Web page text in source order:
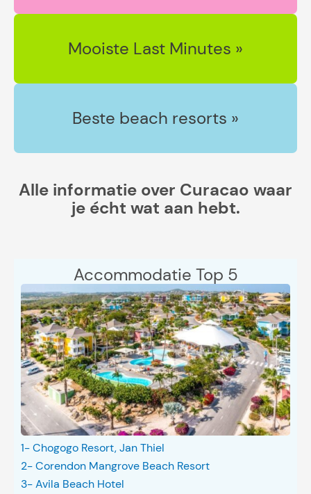
Mooiste Last Minutes »
Beste beach resorts »
Alle informatie over Curacao waar
je écht wat aan hebt.
Accommodatie Top 5
1- Chogogo Resort, Jan Thiel
2- Corendon Mangrove Beach Resort
3- Avila Beach Hotel